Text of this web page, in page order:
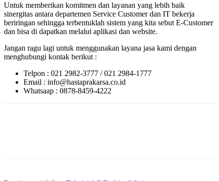
Untuk memberikan komitmen dan layanan yang lebih baik
sinergitas antara departemen Service Customer dan IT bekerja
beriringan sehingga terbentuklah sistem yang kita sebut E-Customer
dan bisa di dapatkan melalui aplikasi dan website.
Jangan ragu lagi untuk menggunakan layana jasa kami dengan
menghubungi kontak berikut :
Telpon : 021 2982-3777 / 021 2984-1777
Email : info@hastaprakarsa.co.id
Whatsaap : 0878-8459-4222